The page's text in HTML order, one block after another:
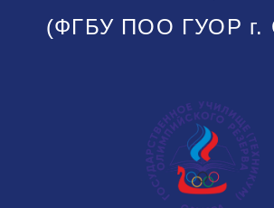
(ФГБУ ПОО ГУОР г.